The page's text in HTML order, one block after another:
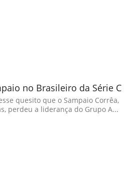
no Brasileiro da Série C
quesito que o Sampaio Corrêa,
perdeu a liderança do Grupo A...